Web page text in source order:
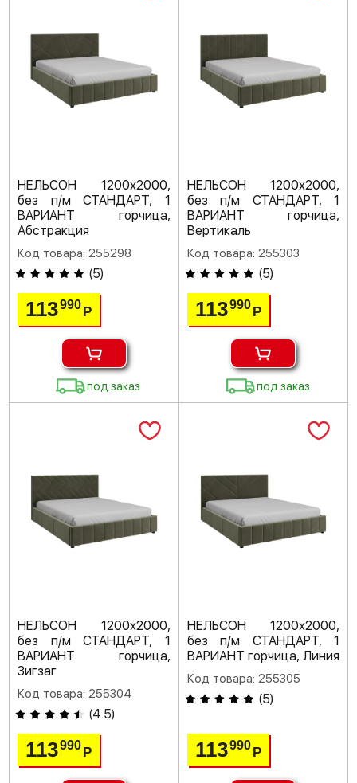
НЕЛЬСОН 1200х2000,
без п/м СТАНДАРТ, 1
ВАРИАНТ горчица,
Абстракция
Код товара: 255298
(5)
113990Р
под заказ
НЕЛЬСОН 1200х2000,
без п/м СТАНДАРТ, 1
ВАРИАНТ горчица,
Вертикаль
Код товара: 255303
(5)
113990 Р
под заказ
НЕЛЬСОН 1200х2000,
без п/м СТАНДАРТ, 1
ВАРИАНТ горчица,
Зигзаг
Код товара: 255304
(4.5)
113990Р
НЕЛЬСОН 1200х2000,
без п/м СТАНДАРТ, 1
ВАРИАНТ горчица, Линия
Код товара: 255305
(5)
113990 Р